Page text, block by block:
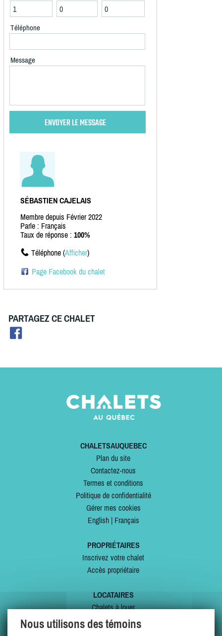
Téléphone
Message
SÉBASTIEN CAJELAIS
Membre depuis Février 2022
Parle : Français
Taux de réponse : 100%
Téléphone (Afficher)
Page Facebook du chalet
PARTAGEZ CE CHALET
CHALETSAUQUEBEC
Plan du site
Contactez-nous
Termes et conditions
Politique de confidentialité
Gérer mes cookies
English| Français
PROPRIÉTAIRES
Inscrivez votre chalet
Accès propriétaire
LOCATAIRES
Chalets à louer
Chalets à vendre
Nous utilisons des témoins